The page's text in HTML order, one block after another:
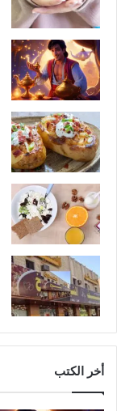
أخر الكتب